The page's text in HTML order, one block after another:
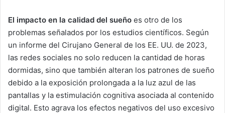
El impacto en la calidad del sueño es otro de los
problemas señalados por los estudios científicos. Según
un informe del Cirujano General de los EE. UU. de 2023,
las redes sociales no solo reducen la cantidad de horas
dormidas, sino que también alteran los patrones de sueño
debido a la exposición prolongada a la luz azul de las
pantallas y la estimulación cognitiva asociada al contenido
digital. Esto agrava los efectos negativos del uso excesivo